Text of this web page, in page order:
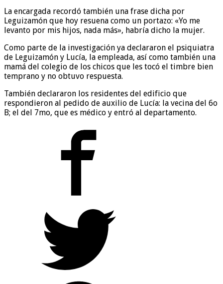
La encargada recordó también una frase dicha por
Leguizamón que hoy resuena como un portazo: «Yo me
levanto por mis hijos, nada más», habría dicho la mujer.
Como parte de la investigación ya declararon el psiquiatra
de Leguizamón y Lucía, la empleada, así como también una
mamá del colegio de los chicos que les tocó el timbre bien
temprano y no obtuvo respuesta.
También declararon los residentes del edificio que
respondieron al pedido de auxilio de Lucía: la vecina del 6o
B; el del 7mo, que es médico y entró al departamento.